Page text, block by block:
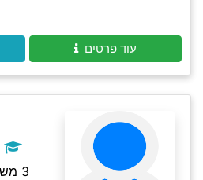
עוד פרטים
3 משובים